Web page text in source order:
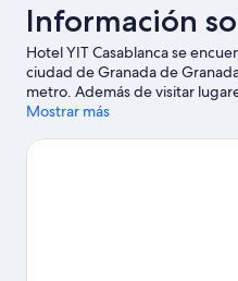
Información
Hotel YIT Casablanca se
ciudad de Granada de
metro. Además de visitar
y Plaza Nueva, si lo tuyo son
Palacio de exposiciones y
Mostrar más